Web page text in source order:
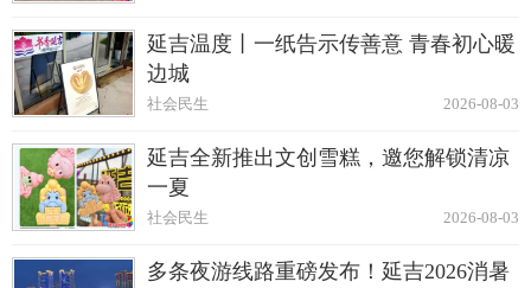
延吉温度丨一纸告示传善意 青春初心暖
边城
2026-08-03
社会民生
延吉全新推出文创雪糕，邀您解锁清凉
一夏
2026-08-03
社会民生
多条夜游线路重磅发布！延吉2026消暑